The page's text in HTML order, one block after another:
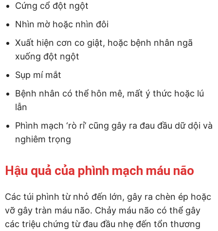
Cứng cổ đột ngột
Nhìn mờ hoặc nhìn đôi
Xuất hiện cơn co giật, hoặc bệnh nhân ngã
xuống đột ngột
Sụp mí mắt
Bệnh nhân có thể hôn mê, mất ý thức hoặc lú
lẫn
Phình mạch ‘rò rỉ’ cũng gây ra đau đầu dữ dội và
nghiêm trọng
Hậu quả của phình mạch máu não
Các túi phình từ nhỏ đến lớn, gây ra chèn ép hoặc
vỡ gây tràn máu não. Chảy máu não có thể gây
các triệu chứng từ đau đầu nhẹ đến tổn thương